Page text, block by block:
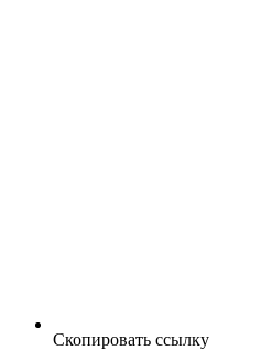
Скопировать ссылку